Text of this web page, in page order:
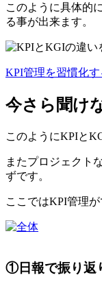
このように具体的
る事が出来ます。
KPI管理を習慣化
今さら聞け
このようにKPIと
またプロジェクト
ずです。
ここではKPI管理
①日報で振り返